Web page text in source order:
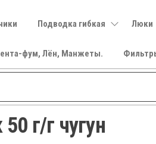
Подводка гибкая Люки
фум, Лён, Манжеты.
г/г чугун